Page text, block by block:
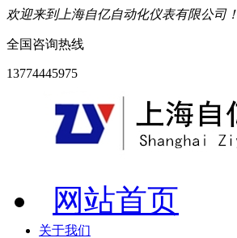
欢迎来到上海自亿自动化仪表有限公司！
全国咨询热线
13774445975
网站首页
关于我们